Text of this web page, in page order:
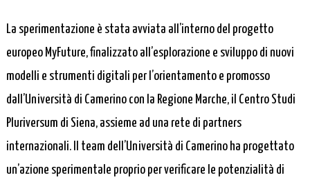
La sperimentazione è stata avviata all’interno del progetto
europeo MyFuture, finalizzato all’esplorazione e sviluppo di nuovi
modelli e strumenti digitali per l’orientamento e promosso
dall’Università di Camerino con la Regione Marche, il Centro Studi
Pluriversum di Siena, assieme ad una rete di partners
internazionali. Il team dell’Università di Camerino ha progettato
un’azione sperimentale proprio per verificare le potenzialità di